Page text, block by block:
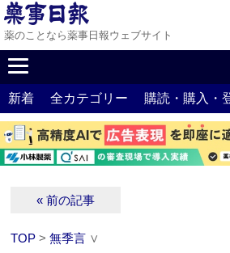
薬のことなら薬事日報ウェブサイト
新着 全カテゴリー 購読・購入・
« 前の記事
TOP >無季言 ∨